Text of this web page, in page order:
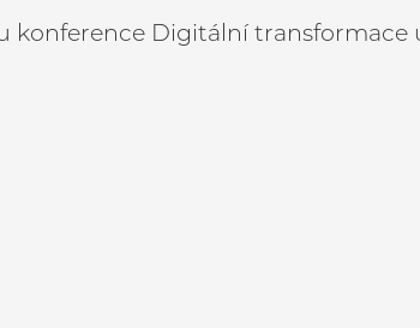
konference Digitální transformace